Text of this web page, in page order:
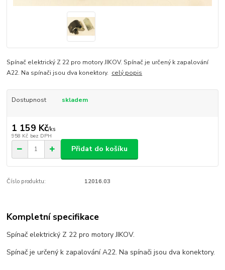
Spínač elektrický Z 22 pro motory JIKOV. Spínač je určený k zapalování
A22. Na spínači jsou dva konektory. celý popis
Dostupnost skladem
1 159 Kč/ks
958 Kč bez DPH
Přidat do košíku
Číslo produktu: 12016.03
Kompletní specifikace
Spínač elektrický Z 22 pro motory JIKOV.
Spínač je určený k zapalování A22. Na spínači jsou dva konektory.